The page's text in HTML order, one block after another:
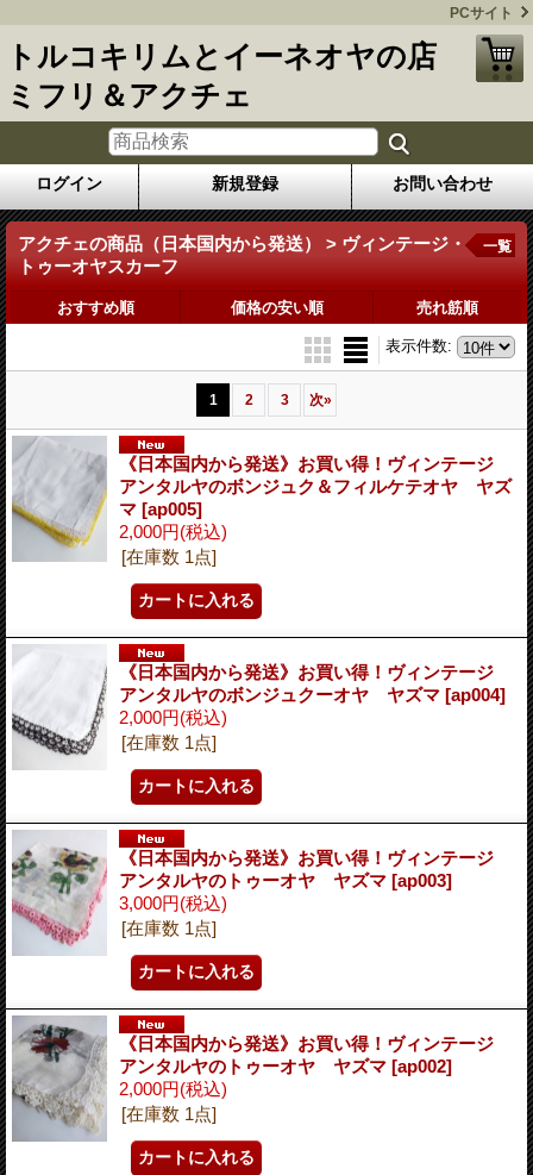
PCサイト
トルコキリムとイーネオヤの店
ミフリ＆アクチェ
ログイン 新規登録 お問い合わせ
アクチェの商品（日本国内から発送） > ヴィンテージ・
トゥーオヤスカーフ
一覧
おすすめ順 価格の安い順 売れ筋順
表示件数:
1 2 3 次»
《日本国内から発送》お買い得！ヴィンテージ
アンタルヤのボンジュク＆フィルケテオヤ ヤズ
マ [ap005]
2,000円(税込)
[在庫数 1点]
《日本国内から発送》お買い得！ヴィンテージ
アンタルヤのボンジュクーオヤ ヤズマ [ap004]
2,000円(税込)
[在庫数 1点]
《日本国内から発送》お買い得！ヴィンテージ
アンタルヤのトゥーオヤ ヤズマ [ap003]
3,000円(税込)
[在庫数 1点]
《日本国内から発送》お買い得！ヴィンテージ
アンタルヤのトゥーオヤ ヤズマ [ap002]
2,000円(税込)
[在庫数 1点]